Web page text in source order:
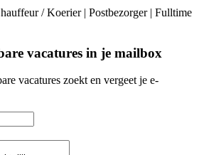
/ Koerier | Postbezorger | Fulltime
vacatures in je mailbox
vacatures zoekt en vergeet je e-